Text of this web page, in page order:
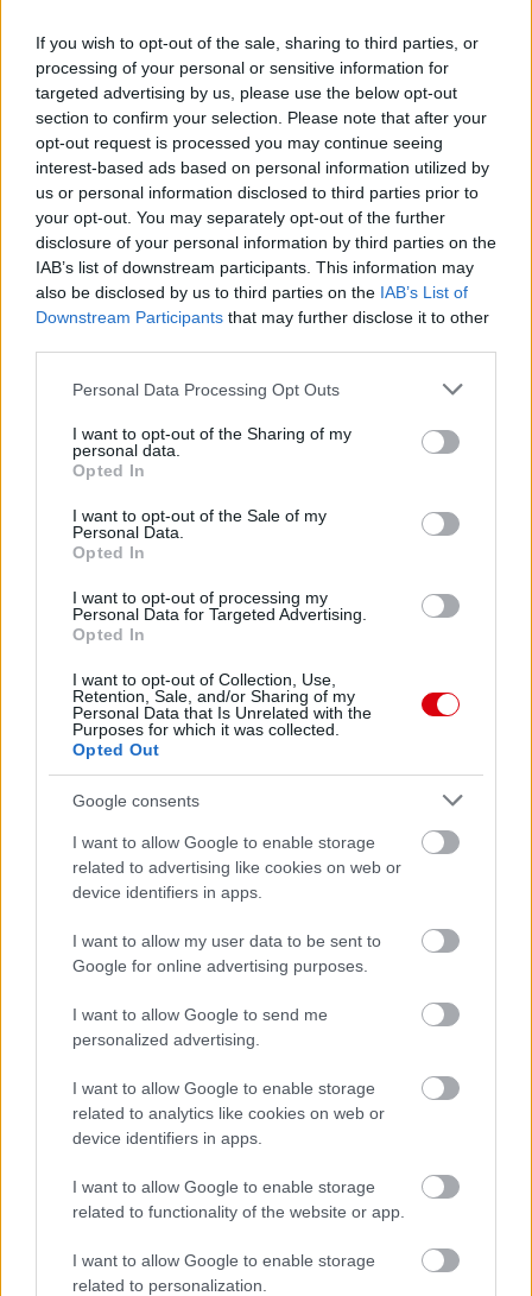
If you wish to opt-out of the sale, sharing to third parties, or
processing of your personal or sensitive information for
targeted advertising by us, please use the below opt-out
section to confirm your selection. Please note that after your
opt-out request is processed you may continue seeing
interest-based ads based on personal information utilized by
us or personal information disclosed to third parties prior to
your opt-out. You may separately opt-out of the further
disclosure of your personal information by third parties on the
IAB’s list of downstream participants. This information may
also be disclosed by us to third parties on the IAB’s List of
Downstream Participants that may further disclose it to other
Please note that this website/app uses one or more Google
not limited to your visit or usage behaviour. You may click to
grant or deny consent to Google and its third-party tags to
use your data for below specified purposes in below Google
consent section.
Personal Data Processing Opt Outs
I want to opt-out of the Sharing of my
personal data.
Opted In
I want to opt-out of the Sale of my
Personal Data.
Opted In
I want to opt-out of processing my
Personal Data for Targeted Advertising.
Opted In
I want to opt-out of Collection, Use,
Retention, Sale, and/or Sharing of my
Personal Data that Is Unrelated with the
Purposes for which it was collected.
Opted Out
Google consents
I want to allow Google to enable storage
related to advertising like cookies on web or
device identifiers in apps.
I want to allow my user data to be sent to
Google for online advertising purposes.
I want to allow Google to send me
personalized advertising.
I want to allow Google to enable storage
related to analytics like cookies on web or
device identifiers in apps.
I want to allow Google to enable storage
related to functionality of the website or app.
I want to allow Google to enable storage
related to personalization.
Meccs Center
Paris Saint-Germainvs